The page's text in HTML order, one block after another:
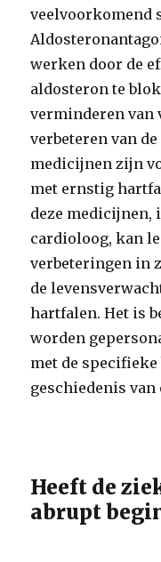
veelvoorkomend
werken door de
aldosteron te
verminderen van
verbeteren van
medicijnen zijn
met ernstig
deze medicijnen,
cardioloog, kan
verbeteringen in
de
hartfalen. Het is
worden
met de
geschiedenis
Heeft de
abrupt